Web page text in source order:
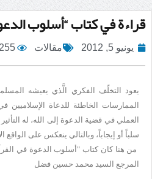
قراءة في كتاب “أسلوب
يونيو 5, 2012 مقالات 255
يعود التخلّف الفكري الَّذي يعيشه
الممارسات الخاطئة للدعاة
العملي في قضية الدعوة إلى الله، له
سلباً أو إيجاباً، وبالتالي ينعكس على الواقع
من هنا كان كتاب "أسلوب الدعوة في
المرجع السيد محمد حسين فضل